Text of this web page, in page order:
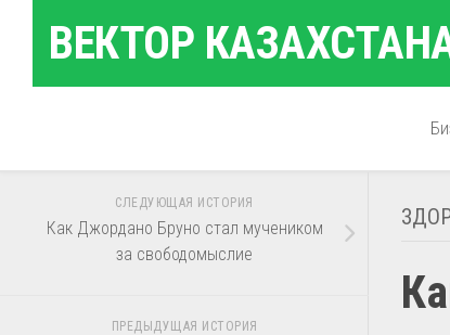
содержаниюВЕКТОР
СЛЕДУЮЩАЯ ИСТОРИЯ
Как Джордано Бруно стал мучеником
за свободомыслие
ПРЕДЫДУЩАЯ ИСТОРИЯ